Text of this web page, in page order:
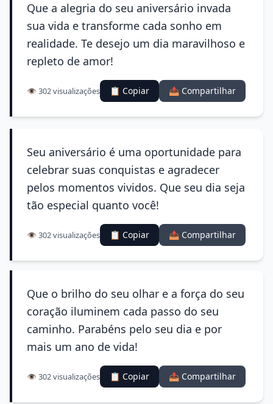
Que a alegria do seu aniversário invada
sua vida e transforme cada sonho em
realidade. Te desejo um dia maravilhoso e
repleto de amor!
👁️ 302 visualizações 📋 Copiar 📤 Compartilhar
Seu aniversário é uma oportunidade para
celebrar suas conquistas e agradecer
pelos momentos vividos. Que seu dia seja
tão especial quanto você!
👁️ 302 visualizações 📋 Copiar 📤 Compartilhar
Que o brilho do seu olhar e a força do seu
coração iluminem cada passo do seu
caminho. Parabéns pelo seu dia e por
mais um ano de vida!
👁️ 302 visualizações 📋 Copiar 📤 Compartilhar